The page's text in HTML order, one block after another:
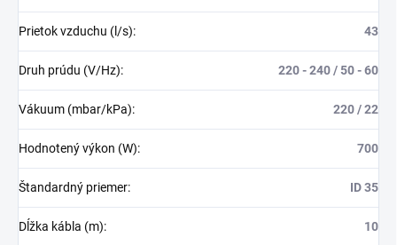
Prietok vzduchu (l/s): 43
Druh prúdu (V/Hz): 220 - 240 / 50 - 60
Vákuum (mbar/kPa): 220 / 22
Hodnotený výkon (W): 700
Štandardný priemer: ID 35
Dĺžka kábla (m): 10